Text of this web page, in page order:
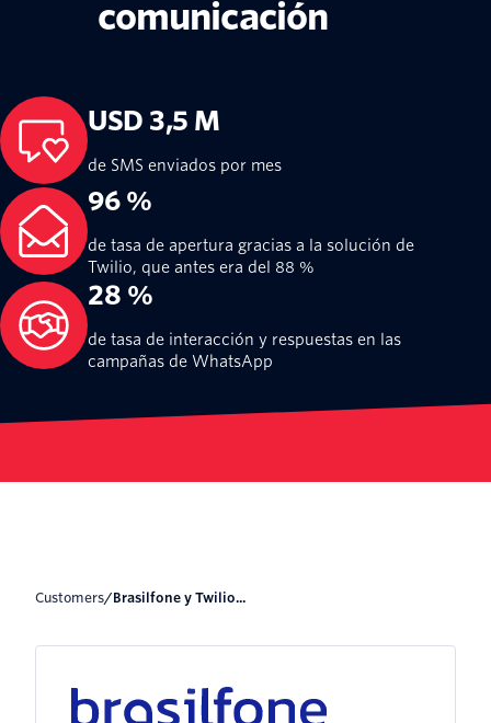
comunicación
USD 3,5 M
de SMS enviados por mes
96 %
de tasa de apertura gracias a la solución de
Twilio, que antes era del 88 %
28 %
de tasa de interacción y respuestas en las
campañas de WhatsApp
Customers/ Brasilfone y Twilio...